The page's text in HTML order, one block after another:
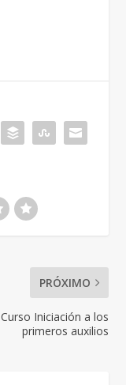
PRÓXIMO
Curso Iniciación a los
primeros auxilios